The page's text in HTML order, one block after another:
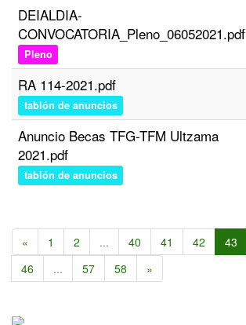
DEIALDIA-
CONVOCATORIA_Pleno_06052021.pdf
Pleno
RA 114-2021.pdf
tablón de anuncios
Anuncio Becas TFG-TFM Ultzama
2021.pdf
tablón de anuncios
« 1 2 ... 40 41 42 43
46
... 57 58 »